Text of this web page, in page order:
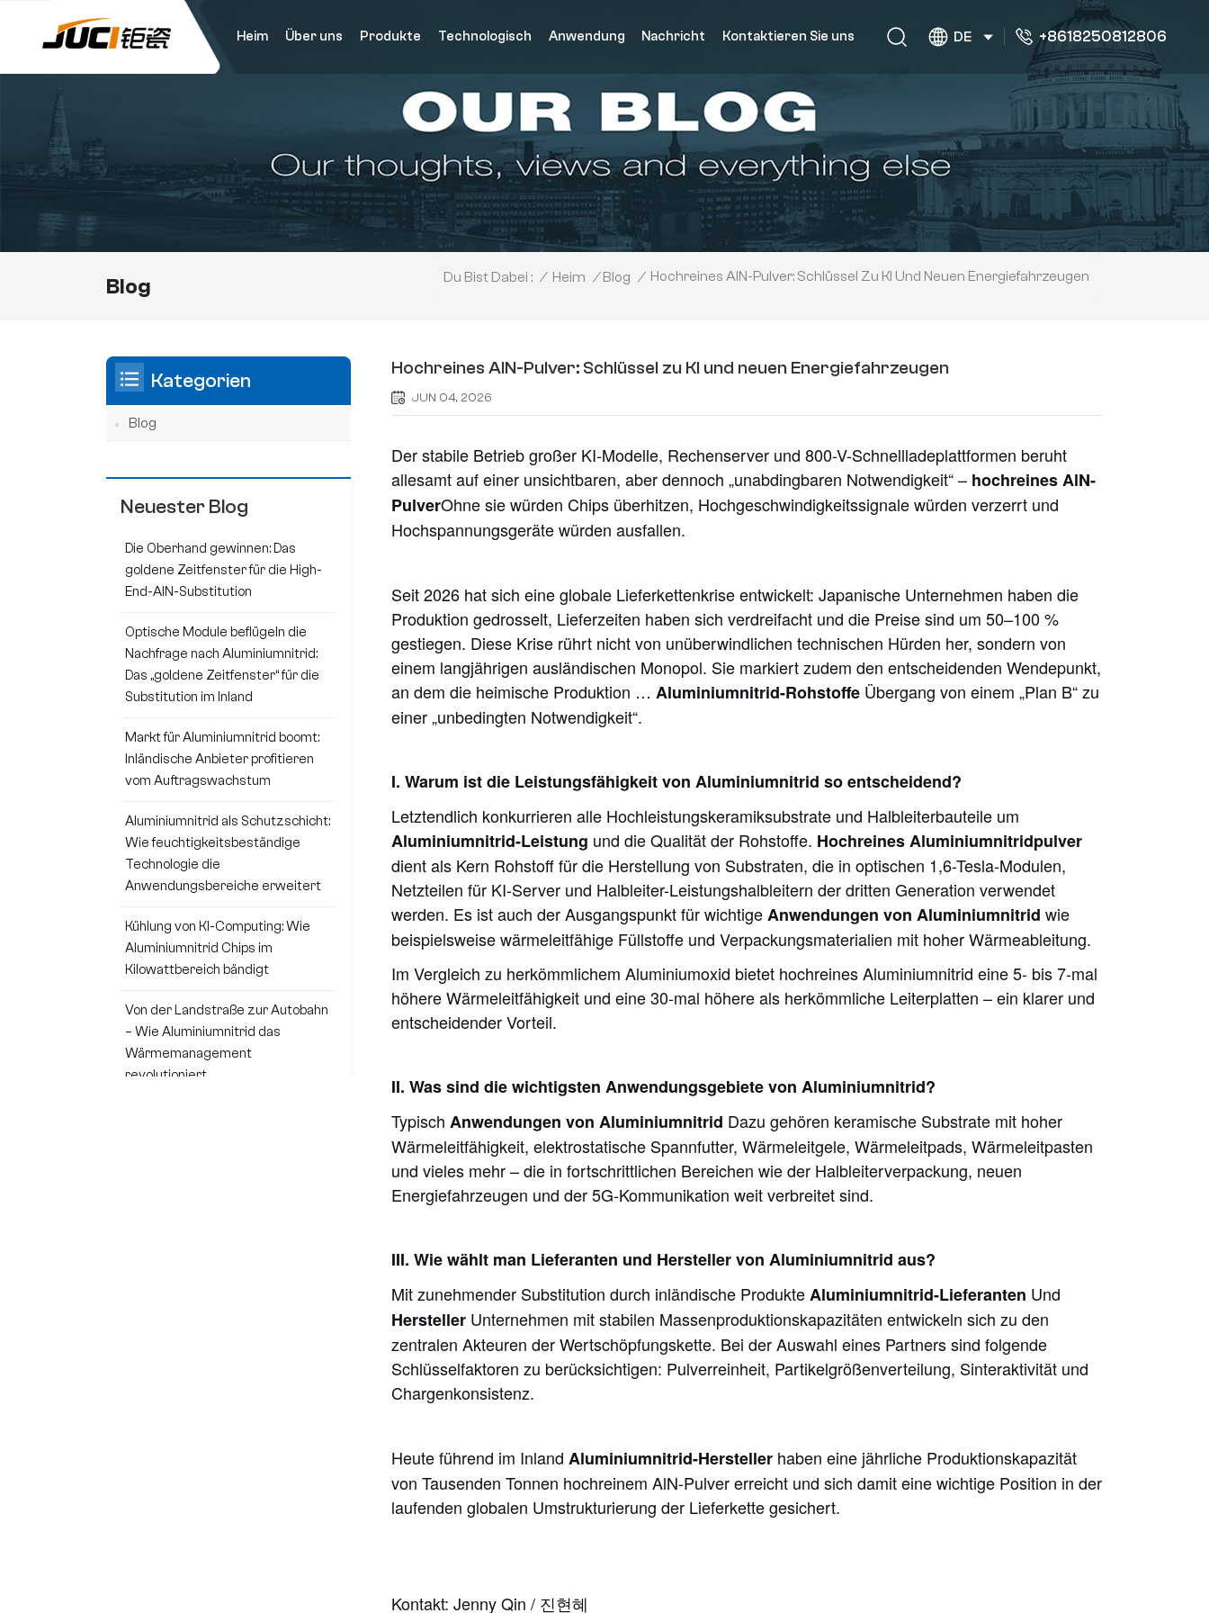
Heim Über uns Produkte Technologisch Anwendung Nachricht Kontaktieren Sie uns DE +8618250812806
Blog Du Bist Dabei : / Heim / Blog / Hochreines AlN-Pulver: Schlüssel Zu KI Und Neuen Energiefahrzeugen
Hochreines AlN-Pulver: Schlüssel zu KI und neuen Energiefahrzeugen
JUN 04, 2026
Der stabile Betrieb großer KI-Modelle, Rechenserver und 800-V-Schnellladeplattformen beruht
allesamt auf einer unsichtbaren, aber dennoch „unabdingbaren Notwendigkeit“ – hochreines AlN-
PulverOhne sie würden Chips überhitzen, Hochgeschwindigkeitssignale würden verzerrt und
Hochspannungsgeräte würden ausfallen.
Seit 2026 hat sich eine globale Lieferkettenkrise entwickelt: Japanische Unternehmen haben die
Produktion gedrosselt, Lieferzeiten haben sich verdreifacht und die Preise sind um 50–100 %
gestiegen. Diese Krise rührt nicht von unüberwindlichen technischen Hürden her, sondern von
einem langjährigen ausländischen Monopol. Sie markiert zudem den entscheidenden Wendepunkt,
an dem die heimische Produktion … Aluminiumnitrid-Rohstoffe Übergang von einem „Plan B“ zu
einer „unbedingten Notwendigkeit“.
I. Warum ist die Leistungsfähigkeit von Aluminiumnitrid so entscheidend?
Letztendlich konkurrieren alle Hochleistungskeramiksubstrate und Halbleiterbauteile um
Aluminiumnitrid-Leistung und die Qualität der Rohstoffe. Hochreines Aluminiumnitridpulver
dient als Kern Rohstofffür die Herstellung von Substraten, die in optischen 1,6-Tesla-Modulen,
Netzteilen für KI-Server und Halbleiter-Leistungshalbleitern der dritten Generation verwendet
werden. Es ist auch der Ausgangspunkt für wichtigeAnwendungen von Aluminiumnitrid wie
beispielsweise wärmeleitfähige Füllstoffe und Verpackungsmaterialien mit hoher Wärmeableitung.
Im Vergleich zu herkömmlichem Aluminiumoxid bietet hochreines Aluminiumnitrid eine 5- bis 7-mal
höhere Wärmeleitfähigkeit und eine 30-mal höhere als herkömmliche Leiterplatten – ein klarer und
entscheidender Vorteil.
II. Was sind die wichtigsten Anwendungsgebiete von Aluminiumnitrid?
Typisch Anwendungen von Aluminiumnitrid Dazu gehören keramische Substrate mit hoher
Wärmeleitfähigkeit, elektrostatische Spannfutter, Wärmeleitgele, Wärmeleitpads, Wärmeleitpasten
und vieles mehr – die in fortschrittlichen Bereichen wie der Halbleiterverpackung, neuen
Energiefahrzeugen und der 5G-Kommunikation weit verbreitet sind.
III. Wie wählt man Lieferanten und Hersteller von Aluminiumnitrid aus?
Mit zunehmender Substitution durch inländische ProdukteAluminiumnitrid-Lieferanten Und
Hersteller Unternehmen mit stabilen Massenproduktionskapazitäten entwickeln sich zu den
zentralen Akteuren der Wertschöpfungskette. Bei der Auswahl eines Partners sind folgende
Schlüsselfaktoren zu berücksichtigen: Pulverreinheit, Partikelgrößenverteilung, Sinteraktivität und
Chargenkonsistenz.
Heute führend im Inland Aluminiumnitrid-Hersteller haben eine jährliche Produktionskapazität
von Tausenden Tonnen hochreinem AlN-Pulver erreicht und sich damit eine wichtige Position in der
laufenden globalen Umstrukturierung der Lieferkette gesichert.
Kontakt: Jenny Qin / 진현혜
Kategorien
Blog
Neuester Blog
Die Oberhand gewinnen: Das
goldene Zeitfenster für die High-
End-AlN-Substitution
Optische Module beflügeln die
Nachfrage nach Aluminiumnitrid:
Das „goldene Zeitfenster“ für die
Substitution im Inland
Markt für Aluminiumnitrid boomt:
Inländische Anbieter profitieren
vom Auftragswachstum
Aluminiumnitrid als Schutzschicht:
Wie feuchtigkeitsbeständige
Technologie die
Anwendungsbereiche erweitert
Kühlung von KI-Computing: Wie
Aluminiumnitrid Chips im
Kilowattbereich bändigt
Von der Landstraße zur Autobahn
– Wie Aluminiumnitrid das
Wärmemanagement
revolutioniert